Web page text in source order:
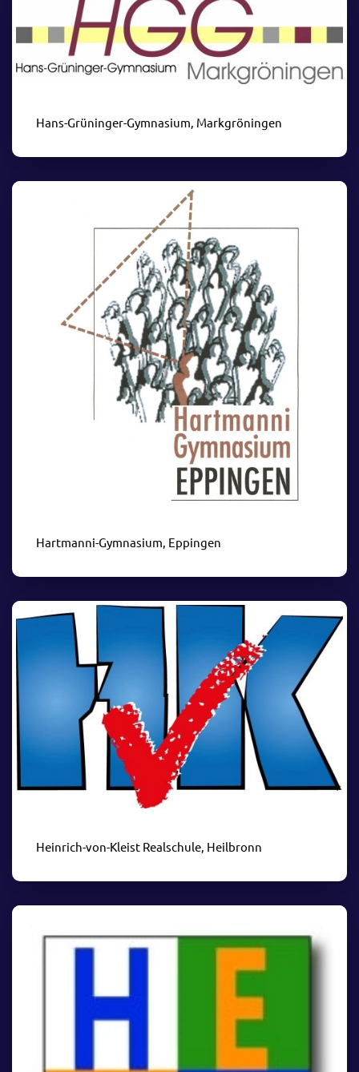
Hans-Grüninger-Gymnasium, Markgröningen
Hartmanni-Gymnasium, Eppingen
Heinrich-von-Kleist Realschule, Heilbronn